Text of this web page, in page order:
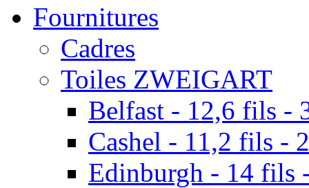
Fournitures
Cadres
Toiles ZWEIGART
Belfast - 12,6 fils -
Cashel - 11,2 fils -
Edinburgh - 14 fils